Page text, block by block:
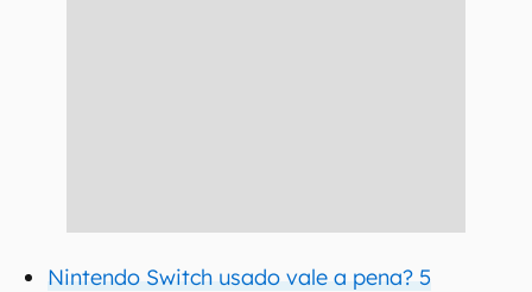
Nintendo Switch usado vale a pena? 5